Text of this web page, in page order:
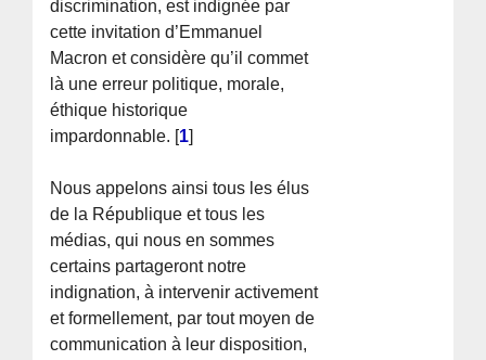
discrimination, est indignée par
cette invitation d’Emmanuel
Macron et considère qu’il commet
là une erreur politique, morale,
éthique historique
impardonnable. [1]
Nous appelons ainsi tous les élus
de la République et tous les
médias, qui nous en sommes
certains partageront notre
indignation, à intervenir activement
et formellement, par tout moyen de
communication à leur disposition,